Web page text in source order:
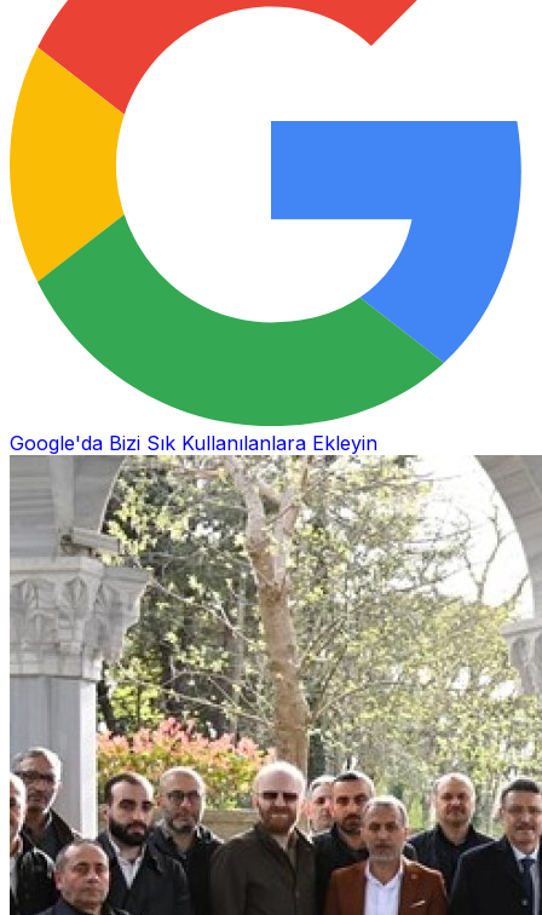
Google'da Bizi Sık Kullanılanlara Ekleyin